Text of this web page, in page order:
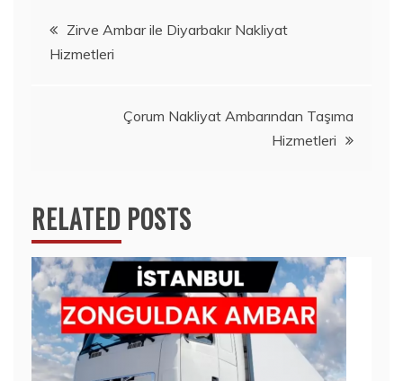
Yazı
gezinmesi
Zirve Ambar ile Diyarbakır Nakliyat
Hizmetleri
Çorum Nakliyat Ambarından Taşıma
Hizmetleri
RELATED POSTS